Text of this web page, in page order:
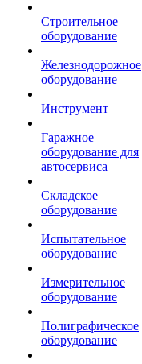
Строительное
оборудование
Железнодорожное
оборудование
Инструмент
Гаражное
оборудование для
автосервиса
Складское
оборудование
Испытательное
оборудование
Измерительное
оборудование
Полиграфическое
оборудование